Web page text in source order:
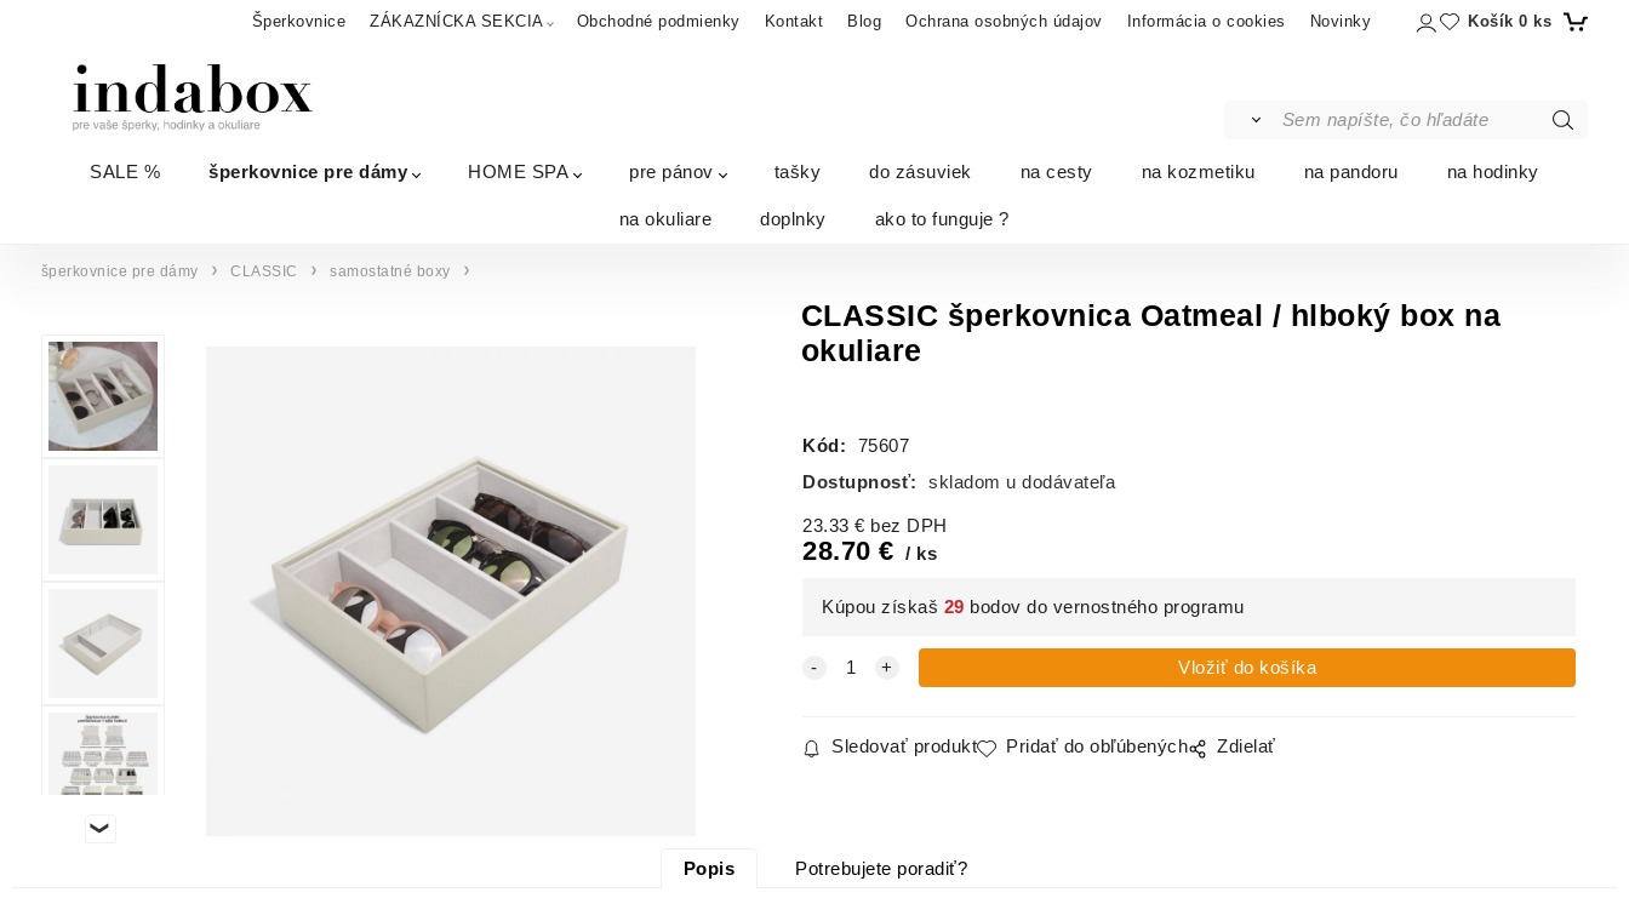
Šperkovnice ZÁKAZNÍCKA SEKCIA Obchodné podmienky Kontakt Blog Ochrana osobných údajov Informácia o cookies Novinky Košík 0 ks
SALE % šperkovnice pre dámy HOME SPA pre pánov tašky do zásuviek na cesty na kozmetiku na pandoru na hodinky
na okuliare doplnky ako to funguje ?
šperkovnice pre dámy CLASSIC samostatné boxy
CLASSIC šperkovnica Oatmeal / hlboký box na
okuliare
Kód:
75607
Dostupnosť:
skladom u dodávateľa
23.33 € bez DPH
28.70 € ks
Kúpou získaš 29 bodov do vernostného programu
Sledovať produkt Pridať do obľúbených Zdielať
Popis Potrebujete poradiť?